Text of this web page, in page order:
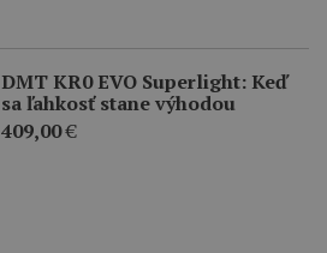
DMT KR0 EVO Superlight: Keď
sa ľahkosť stane výhodou
409,00€